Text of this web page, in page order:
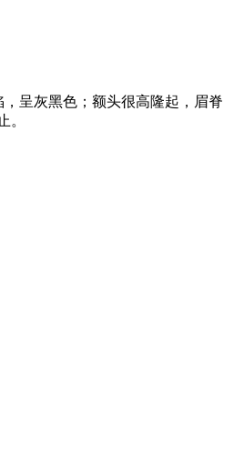
呈灰黑色；额头很高隆起，眉脊
。